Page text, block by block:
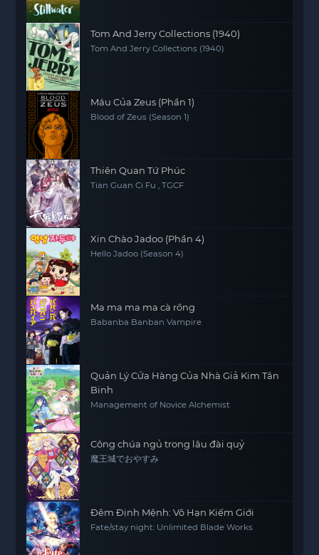
Tom And Jerry Collections (1940)
Tom And Jerry Collections (1940)
Máu Của Zeus (Phần 1)
Blood of Zeus (Season 1)
Thiên Quan Tứ Phúc
Tian Guan Ci Fu , TGCF
Xin Chào Jadoo (Phần 4)
Hello Jadoo (Season 4)
Ma ma ma ma cà rồng
Babanba Banban Vampire
Quản Lý Cửa Hàng Của Nhà Giả Kim Tân
Binh
Management of Novice Alchemist
Công chúa ngủ trong lâu đài quỷ
魔王城でおやすみ
Đêm Định Mệnh: Vô Hạn Kiếm Giới
Fate/stay night: Unlimited Blade Works